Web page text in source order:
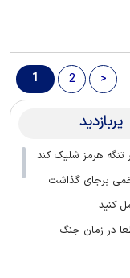
1 2 >
پربازدید
کنید
در زمان جنگ